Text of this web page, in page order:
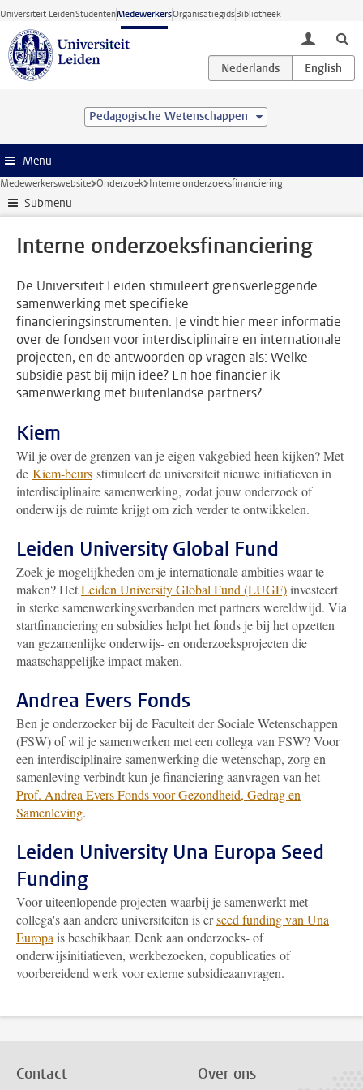
Ga direct naar de inhoud
Universiteit LeidenStudentenMedewerkersOrganisatiegidsBibliotheek
toggle
Pedagogische Wetenschappen
Menu
Medewerkerswebsite Onderzoek Interne onderzoeksfinanciering
Submenu
Interne onderzoeksfinanciering
De Universiteit Leiden stimuleert grensverleggende
samenwerking met specifieke
financieringsinstrumenten. Je vindt hier meer informatie
over de fondsen voor interdisciplinaire en internationale
projecten, en de antwoorden op vragen als: Welke
subsidie past bij mijn idee? En hoe financier ik
samenwerking met buitenlandse partners?
Kiem
Wil je over de grenzen van je eigen vakgebied heen kijken? Met
de Kiem-beurs stimuleert de universiteit nieuwe initiatieven in
interdisciplinaire samenwerking, zodat jouw onderzoek of
onderwijs de ruimte krijgt om zich verder te ontwikkelen.
Leiden University Global Fund
Zoek je mogelijkheden om je internationale ambities waar te
maken? HetLeiden University Global Fund (LUGF)investeert
in sterke samenwerkingsverbanden met partners wereldwijd. Via
startfinanciering en subsidies helpt het fonds je bij het opzetten
van gezamenlijke onderwijs- en onderzoeksprojecten die
maatschappelijke impact maken.
Andrea Evers Fonds
Ben je onderzoeker bij de Faculteit der Sociale Wetenschappen
(FSW) of wil je samenwerken met een collega van FSW? Voor
een interdisciplinaire samenwerking die wetenschap, zorg en
samenleving verbindt kun je financiering aanvragen van het
Prof. Andrea Evers Fonds voor Gezondheid, Gedrag en
Samenleving.
Leiden University Una Europa Seed
Funding
Voor uiteenlopende projecten waarbij je samenwerkt met
collega's aan andere universiteiten is erseed funding van Una
Europa is beschikbaar. Denk aan onderzoeks- of
onderwijsinitiatieven, werkbezoeken, copublicaties of
voorbereidend werk voor externe subsidieaanvragen.
Contact Over ons